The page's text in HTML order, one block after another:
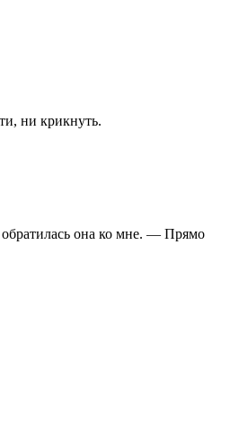
ни крикнуть.
она ко мне. — Прямо